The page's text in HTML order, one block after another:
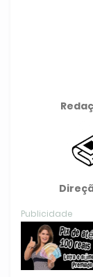
Publicidade